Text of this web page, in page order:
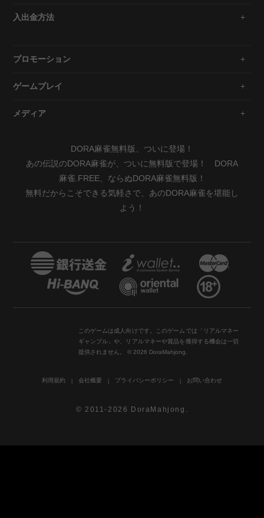
入出金方法
プロモーション
ゲームプレイ
メディア
DORA麻雀無料版、ついに登場！
あの伝説のDORA麻雀が、ついに無料版で登場！ DORA
麻雀.FREE、ならぬDORA麻雀無料版！
無料だからこそできる気軽さで、あのDORA麻雀を堪能し
よう！
このゲームは成人向けです。このゲームでは「リアルマネー
ギャンブル」や、リアルマネーや賞品を獲得する機会は一切
提供されません。 © 2026 DoraMahjong.
利用規約 会社概要 プライバシーポリシー お問い合わせ
© 2011-2026 DoraMahjong.